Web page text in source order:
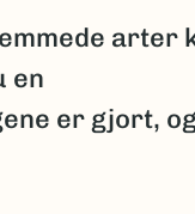
arter
en
er gjort,